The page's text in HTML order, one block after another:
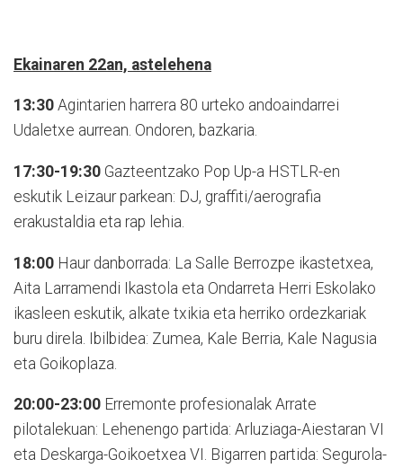
Ekainaren 22an, astelehena
13:30 Agintarien harrera 80 urteko andoaindarrei
Udaletxe aurrean. Ondoren, bazkaria.
17:30-19:30 Gazteentzako Pop Up-a HSTLR-en
eskutik Leizaur parkean: DJ, graffiti/aerografia
erakustaldia eta rap lehia.
18:00 Haur danborrada: La Salle Berrozpe ikastetxea,
Aita Larramendi Ikastola eta Ondarreta Herri Eskolako
ikasleen eskutik, alkate txikia eta herriko ordezkariak
buru direla. Ibilbidea: Zumea, Kale Berria, Kale Nagusia
eta Goikoplaza.
20:00-23:00 Erremonte profesionalak Arrate
pilotalekuan: Lehenengo partida: Arluziaga-Aiestaran VI
eta Deskarga-Goikoetxea VI. Bigarren partida: Segurola-